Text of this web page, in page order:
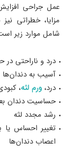
عمل جراحی
مزایا، خطراتی
شامل موارد زیر
درد و ناراحتی در
آسیب به دندان‌ها
درد، ورم لثه،
حساسیت دندان
رشد مجدد لثه
تغییر احساس
اعصاب دندان‌ها